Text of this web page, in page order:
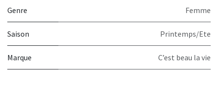
Genre Femme
Saison Printemps/Ete
Marque C’est beau la vie